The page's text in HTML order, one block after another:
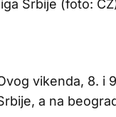
vikenda, 8. i
a na